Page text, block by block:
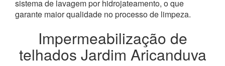
sistema de lavagem por hidrojateamento, o que
garante maior qualidade no processo de limpeza.
Impermeabilização de
telhados Jardim Aricanduva